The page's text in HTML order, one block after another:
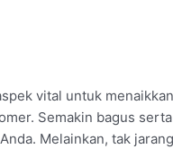
vital untuk
Semakin bagus
Melainkan, tak